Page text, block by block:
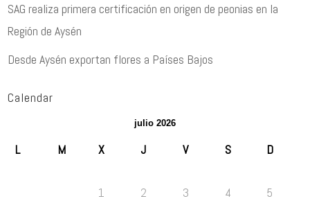
SAG realiza primera certificación en origen de peonias en la
Región de Aysén
Desde Aysén exportan flores a Países Bajos
Calendar
julio 2026
L M X J V S D
1 2 3 4 5